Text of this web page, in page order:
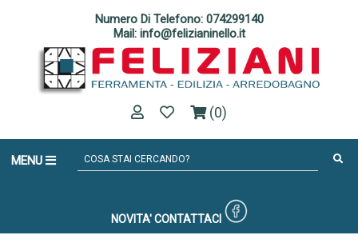
Numero Di Telefono: 074299140
Mail: info@felizianinello.it
(0)
MENU
NOVITA' CONTATTACI